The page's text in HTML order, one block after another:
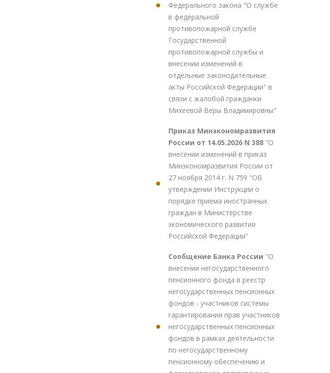
Федерального закона "О службе
в федеральной
противопожарной службе
Государственной
противопожарной службы и
внесении изменений в
отдельные законодательные
акты Российской Федерации" в
связи с жалобой гражданки
Михеевой Веры Владимировны"
Приказ Минэкономразвития
России от 14.05.2026 N 388 "О
внесении изменений в приказ
Минэкономразвития России от
27 ноября 2014 г. N 759 "Об
утверждении Инструкции о
порядке приема иностранных
граждан в Министерстве
экономического развития
Российской Федерации"
Сообщение Банка России "О
внесении негосударственного
пенсионного фонда в реестр
негосударственных пенсионных
фондов - участников системы
гарантирования прав участников
негосударственных пенсионных
фондов в рамках деятельности
по негосударственному
пенсионному обеспечению и